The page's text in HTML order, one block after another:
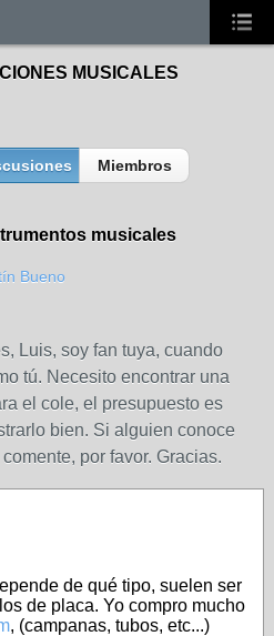
MUSICALES
Miembros
musicales
Bueno
Luis, soy fan tuya, cuando
tú. Necesito encontrar una
el cole, el presupuesto es
bien. Si alguien conoce
por favor. Gracias.
de qué tipo, suelen ser
de placa. Yo compro mucho
, (campanas, tubos, etc...)